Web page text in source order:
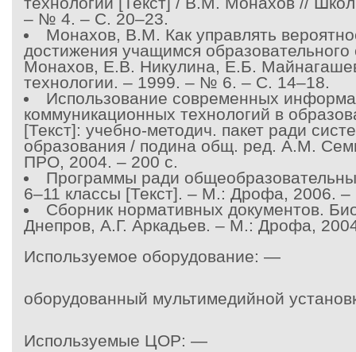
– № 4. – С. 20–23.
Монахов, В.М. Как управлять
достижения учащимся
Монахов, Е.В. Никулина, Е.Б.
технологии. – 1999. – № 6. – С. 14–18.
Использование современных
коммуникационных технологий в
[Текст]: учебно-методич. пакет ради
образования / подина общ. ред. А.М.
ПРО, 2004. – 200 с.
Программы ради
6–11 классы [Текст]. – М.: Дрофа, 2006. –
Сборник нормативных документов.
Днепров, А.Г. Аркадьев. – М.: Дрофа,
Используемое оборудование: —
оборудованный мультимедийной
Используемые ЦОР: —